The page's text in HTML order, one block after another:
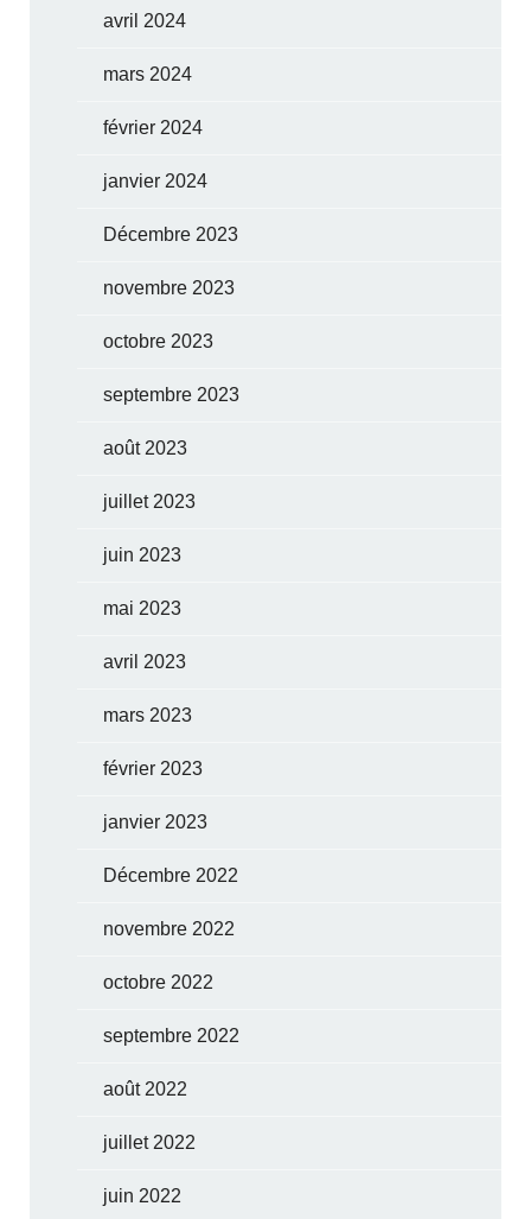
avril 2024
mars 2024
février 2024
janvier 2024
Décembre 2023
novembre 2023
octobre 2023
septembre 2023
août 2023
juillet 2023
juin 2023
mai 2023
avril 2023
mars 2023
février 2023
janvier 2023
Décembre 2022
novembre 2022
octobre 2022
septembre 2022
août 2022
juillet 2022
juin 2022